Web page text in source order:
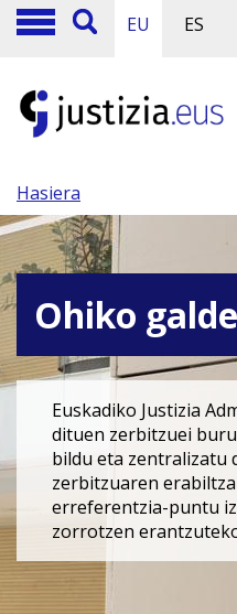
EU ES
Hasiera
Ohiko
Euskadiko Justizia
dituen zerbitzuei
bildu eta zentralizatu
zerbitzuaren
erreferentzia-puntu
zorrotzen